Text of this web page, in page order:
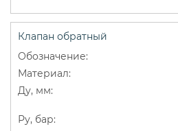
Клапан обратный